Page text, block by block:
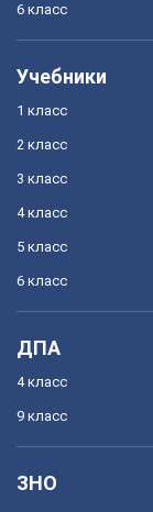
6 класс
Учебники
1 класс
2 класс
3 класс
4 класс
5 класс
6 класс
ДПА
4 класс
9 класс
ЗНО